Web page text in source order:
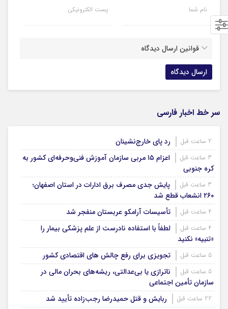
نام شما پست الکترونیکی
قوانین ارسال دیدگاه
سر خط اخبار فارسی
رد پای خارج‌نشینان
اعزام ۱۵ مربی سازمان آموزش فنی‌وحرفه‌ای کشور به
کره جنوبی
پایش جدی مصرف برق ادارات در استان اصفهان؛
۲۶۰ انشعاب قطع شد
تأسیسات آرامکو عربستان منفجر شد
لطفاً با استفاده نادرست از علم پزشکی بیمار را
«تنبیه» نکنید
تجویزی برای رفع چالش های اقتصادی کشور
ناترازی یا بی‌عدالتی، ریشه‌های بحران مالی در
سازمان تأمین اجتماعی
ربایش و قتل حمیدرضا رجب‌زاده تأیید شد